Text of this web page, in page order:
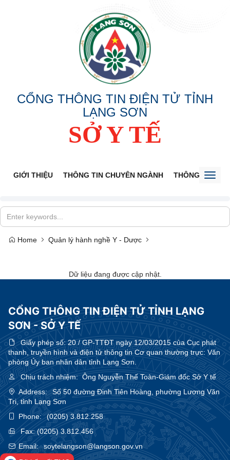
CỔNG THÔNG TIN ĐIỆN TỬ TỈNH
LẠNG SƠN
SỞ Y TẾ
GIỚI THIỆU THÔNG TIN CHUYÊN NGÀNH THÔNG BÁO
Home Quản lý hành nghề Y - Dược
Dữ liệu đang được cập nhật.
CỔNG THÔNG TIN ĐIỆN TỬ TỈNH LẠNG
SƠN - SỞ Y TẾ
Giấy phép số:20 / GP-TTĐT ngày 12/03/2015 của Cục phát
thanh, truyền hình và điện tử thông tin Cơ quan thường trực: Văn
phòng Ủy ban nhân dân tỉnh Lạng Sơn.
Chịu trách nhiệm:Ông Nguyễn Thế Toàn-Giám đốc Sở Y tế
Address:
Số 50 đường Đinh Tiên Hoàng, phường Lương Văn
Tri, tỉnh Lạng Sơn
Phone:
(0205) 3.812.258
Fax:(0205) 3.812.456
Email:
soytelangson@langson.gov.vn